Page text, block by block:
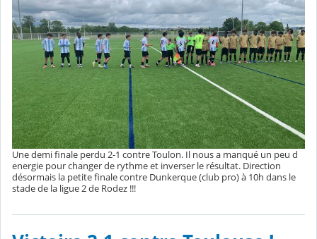
Une demi finale perdu 2-1 contre Toulon. Il nous a manqué un peu d
energie pour changer de rythme et inverser le résultat. Direction
désormais la petite finale contre Dunkerque (club pro) à 10h dans le
stade de la ligue 2 de Rodez !!!